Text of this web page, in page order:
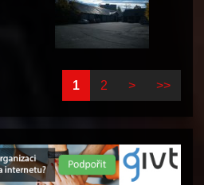
1 2 > >>